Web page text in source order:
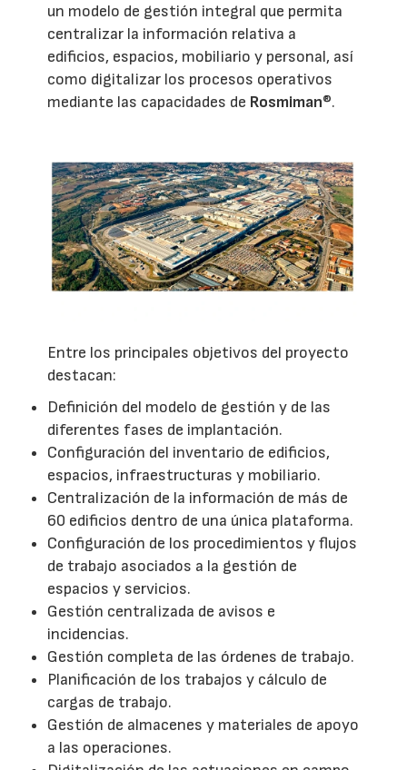
un modelo de gestión integral que permita
centralizar la información relativa a
edificios, espacios, mobiliario y personal, así
como digitalizar los procesos operativos
mediante las capacidades de Rosmiman®.
Entre los principales objetivos del proyecto
destacan:
Definición del modelo de gestión y de las
diferentes fases de implantación.
Configuración del inventario de edificios,
espacios, infraestructuras y mobiliario.
Centralización de la información de más de
60 edificios dentro de una única plataforma.
Configuración de los procedimientos y flujos
de trabajo asociados a la gestión de
espacios y servicios.
Gestión centralizada de avisos e
incidencias.
Gestión completa de las órdenes de trabajo.
Planificación de los trabajos y cálculo de
cargas de trabajo.
Gestión de almacenes y materiales de apoyo
a las operaciones.